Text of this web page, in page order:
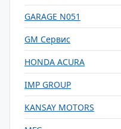
GARAGE N051
GM Сервис
HONDA ACURA
IMP GROUP
KANSAY MOTORS